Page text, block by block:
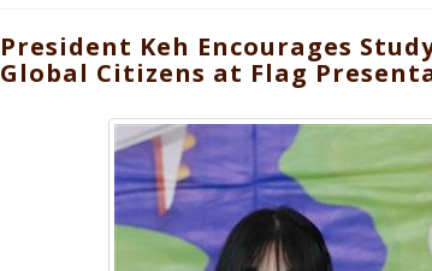
President Keh Encourages
Global Citizens at Flag